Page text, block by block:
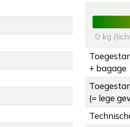
0 kg
+ bagage
(= lege